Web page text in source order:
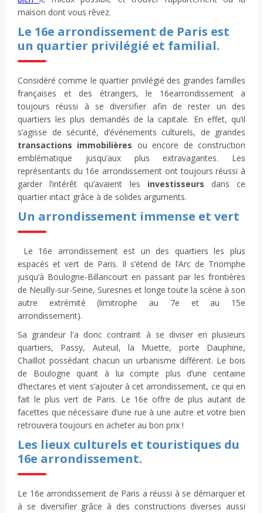
maison dont vous rêvez.
Le 16e arrondissement de Paris est
un quartier privilégié et familial.
Considéré comme le quartier privilégié des grandes familles
françaises et des étrangers, le 16earrondissement a
toujours réussi à se diversifier afin de rester un des
quartiers les plus demandés de la capitale. En effet, qu’il
s’agisse de sécurité, d’événements culturels, de grandes
transactions immobilières ou encore de construction
emblématique jusqu’aux plus extravagantes. Les
représentants du 16e arrondissement ont toujours réussi à
garder l’intérêt qu’avaient les investisseurs dans ce
quartier intact grâce à de solides arguments.
Un arrondissement immense et vert
Le 16e arrondissement est un des quartiers les plus
espacés et vert de Paris. Il s’étend de l’Arc de Triomphe
jusqu’à Boulogne-Billancourt en passant par les frontières
de Neuilly-sur-Seine, Suresnes et longe toute la scène à son
autre extrémité (limitrophe au 7e et au 15e
arrondissement).
Sa grandeur l'a donc contraint à se diviser en plusieurs
quartiers, Passy, Auteuil, la Muette, porte Dauphine,
Chaillot possédant chacun un urbanisme différent. Le bois
de Boulogne quant à lui compte plus d’une centaine
d’hectares et vient s’ajouter à cet arrondissement, ce qui en
fait le plus vert de Paris. Le 16e offre de plus autant de
facettes que nécessaire d’une rue à une autre et votre bien
retrouvera toujours en acheter au bon prix !
Les lieux culturels et touristiques du
16e arrondissement.
Le 16e arrondissement de Paris a réussi à se démarquer et
à se diversifier grâce à des constructions diverses aussi